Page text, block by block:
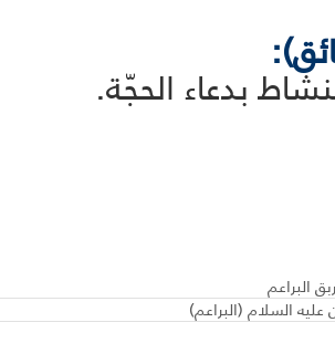
بدعاء الحجّة.
البراعم
السلام (البراعم)